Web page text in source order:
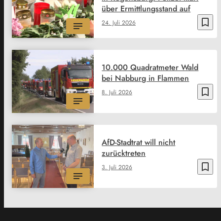
bookmark_border
24. Juli 2026
über Ermittlungsstand auf
bookmark_border
8. Juli 2026
10.000 Quadratmeter Wald
bei Nabburg in Flammen
bookmark_border
3. Juli 2026
AfD-Stadtrat will nicht
zurücktreten